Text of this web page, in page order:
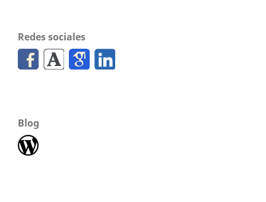
Redes sociales
Blog